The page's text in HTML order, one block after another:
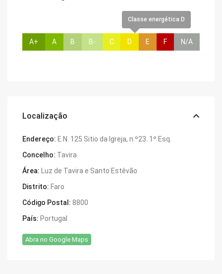
A+ A B B- C
Classe energética D
D E F N/A
Localização
Endereço: E.N. 125 Sitio da Igreja, n.º23. 1º Esq.
Concelho: Tavira
Área:
Luz de Tavira e Santo Estêvão
Distrito: Faro
Código Postal: 8800
País: Portugal
Abra no Google Maps